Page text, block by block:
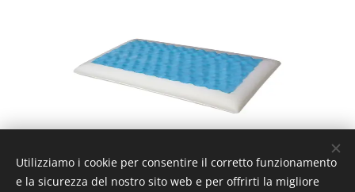
Utilizziamo i cookie per consentire il corretto funzionamento
e la sicurezza del nostro sito web e per offrirti la migliore